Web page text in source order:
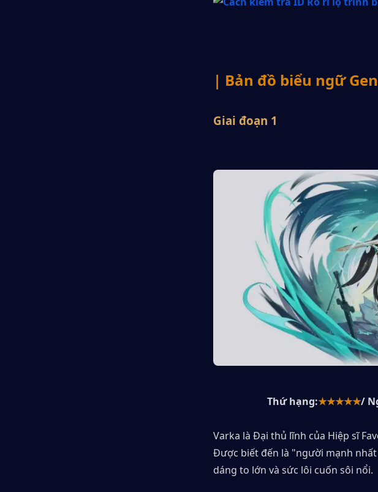
| Bản đồ biểu ngữ
Giai đoạn 1
Thứ hạng:★★★★★/
Varka là Đại thủ lĩnh của Hiệp sĩ
Được biết đến là "người mạnh
dáng to lớn và sức lôi cuốn sôi nổi.